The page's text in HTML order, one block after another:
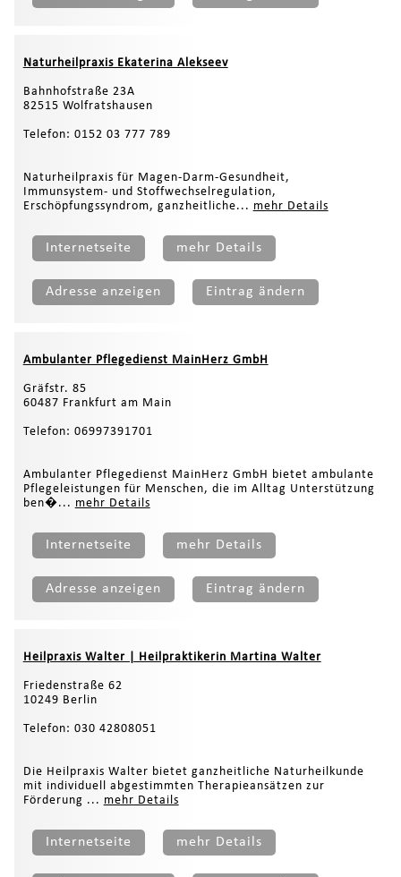
Naturheilpraxis Ekaterina Alekseev
Bahnhofstraße 23A
82515 Wolfratshausen
Telefon: 0152 03 777 789
Naturheilpraxis für Magen-Darm-Gesundheit,
Immunsystem- und Stoffwechselregulation,
Erschöpfungssyndrom, ganzheitliche... mehr Details
Internetseite mehr Details
Adresse anzeigen Eintrag ändern
Ambulanter Pflegedienst MainHerz GmbH
Gräfstr. 85
60487 Frankfurt am Main
Telefon: 06997391701
Ambulanter Pflegedienst MainHerz GmbH bietet ambulante
Pflegeleistungen für Menschen, die im Alltag Unterstützung
ben�... mehr Details
Internetseite mehr Details
Adresse anzeigen Eintrag ändern
Heilpraxis Walter | Heilpraktikerin Martina Walter
Friedenstraße 62
10249 Berlin
Telefon: 030 42808051
Die Heilpraxis Walter bietet ganzheitliche Naturheilkunde
mit individuell abgestimmten Therapieansätzen zur
Förderung ... mehr Details
Internetseite mehr Details